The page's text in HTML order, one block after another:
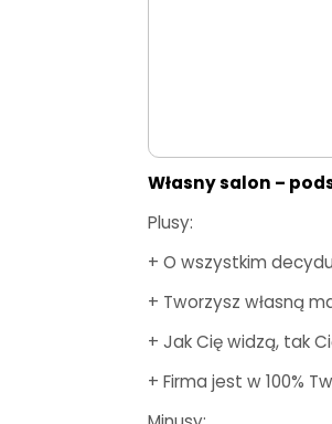
Własny salon –
Plusy:
+ O wszystkim
+ Tworzysz własną
+ Jak Cię widzą, tak
+ Firma jest w 100%